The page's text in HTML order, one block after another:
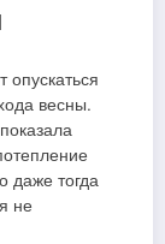
опускаться
весны.
даже тогда
не